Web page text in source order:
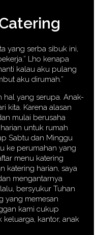
yang serba sibuk ini,
Lho kenapa
kalau aku pulang
aku dirumah.”
hal yang serupa. Anak-
kita. Karena alasan
mulai berusaha
untuk rumah
Sabtu dan Minggu
ke perumahan yang
menu katering
katering harian, saya
mengantarnya
bersyukur Tuhan
yang memesan
kami cukup
kantor, anak